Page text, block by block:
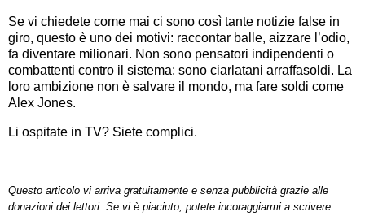
Se vi chiedete come mai ci sono così tante notizie false in
giro, questo è uno dei motivi: raccontar balle, aizzare l’odio,
fa diventare milionari. Non sono pensatori indipendenti o
combattenti contro il sistema: sono ciarlatani arraffasoldi. La
loro ambizione non è salvare il mondo, ma fare soldi come
Alex Jones.
Li ospitate in TV? Siete complici.
Questo articolo vi arriva gratuitamente e senza pubblicità grazie alle
donazioni dei lettori. Se vi è piaciuto, potete incoraggiarmi a scrivere